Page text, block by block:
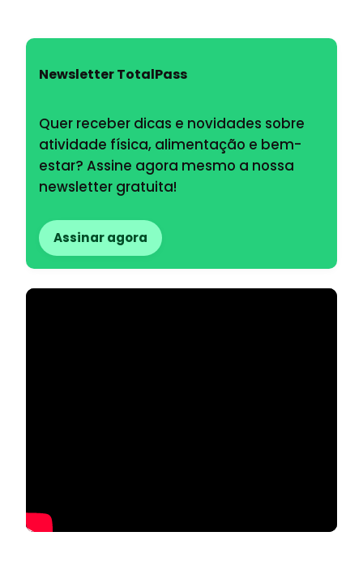
Newsletter TotalPass
Quer receber dicas e novidades sobre
atividade física, alimentação e bem-
estar? Assine agora mesmo a nossa
newsletter gratuita!
Assinar agora